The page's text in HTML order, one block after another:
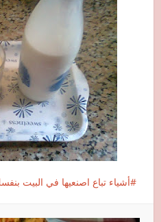
أشياء تباع اصنعيها في البيت